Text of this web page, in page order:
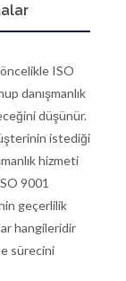
ISO
danışmanlık
düşünür.
istediği
hizmeti
9001
geçerlilik
hangileridir
sürecini